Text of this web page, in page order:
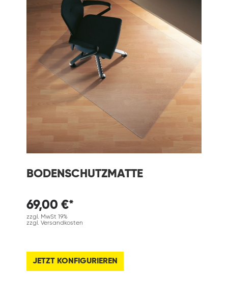
BODENSCHUTZMATTE
69,00 €*
zzgl. MwSt 19%
zzgl. Versandkosten
JETZT KONFIGURIEREN